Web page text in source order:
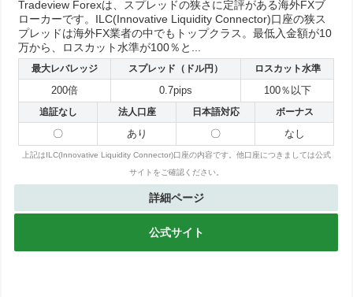
Tradeview Forexは、スプレッドの狭さに定評がある海外FXブ
ローカーです。ILC(Innovative Liquidity Connector)口座の狭ス
プレッドは海外FX業者の中でもトップクラス。最低入金額が10
万から、ロスカット水準が100％と...
最大レバレッジ スプレッド（ドル円） ロスカット水準
200倍 0.7pips 100％以下
追証なし 法人口座 日本語対応 ボーナス
〇 あり 〇 なし
上記はILC(Innovative Liquidity Connector)口座の内容です。他口座につきましては公式
サイトをご確認ください。
詳細ページ
公式サイト